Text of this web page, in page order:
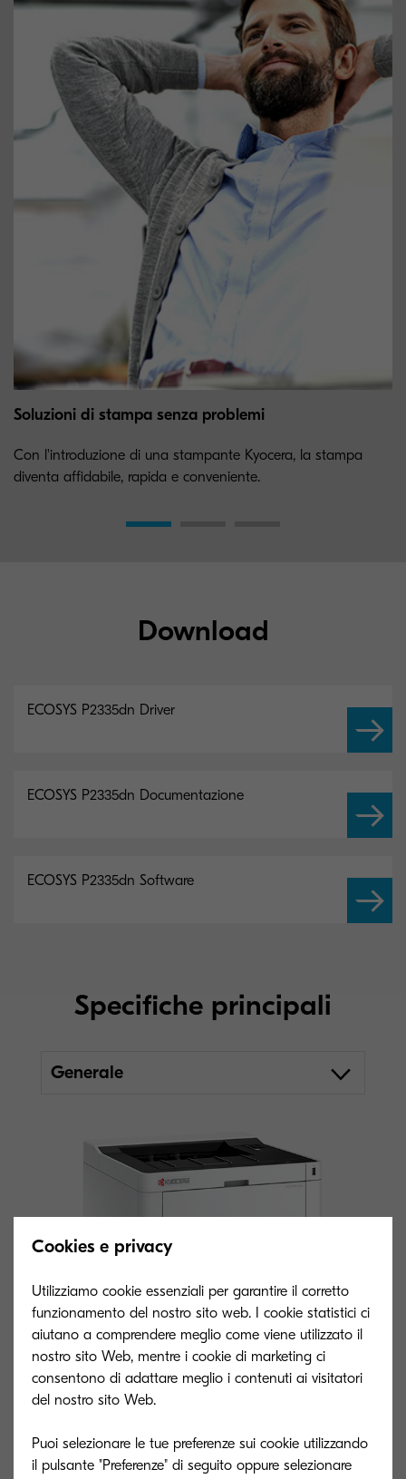
Soluzioni di stampa senza problemi
Con l'introduzione di una stampante Kyocera, la stampa
diventa affidabile, rapida e conveniente.
Download
ECOSYS P2335dn Driver
ECOSYS P2335dn Documentazione
ECOSYS P2335dn Software
Specifiche principali
Generale
Tipo generale
Cookies e privacy
Utilizziamo cookie essenziali per garantire il corretto
funzionamento del nostro sito web. I cookie statistici ci
aiutano a comprendere meglio come viene utilizzato il
nostro sito Web, mentre i cookie di marketing ci
consentono di adattare meglio i contenuti ai visitatori
del nostro sito Web.
Puoi selezionare le tue preferenze sui cookie utilizzando
il pulsante "Preferenze" di seguito oppure selezionare